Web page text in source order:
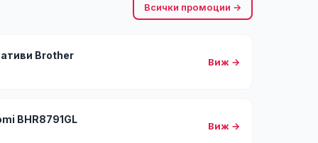
Всички промоции →
Brother
Виж →
BHR8791GL
Виж →